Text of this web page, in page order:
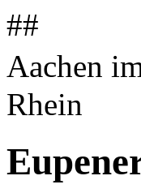
##
Aachen
Rhein